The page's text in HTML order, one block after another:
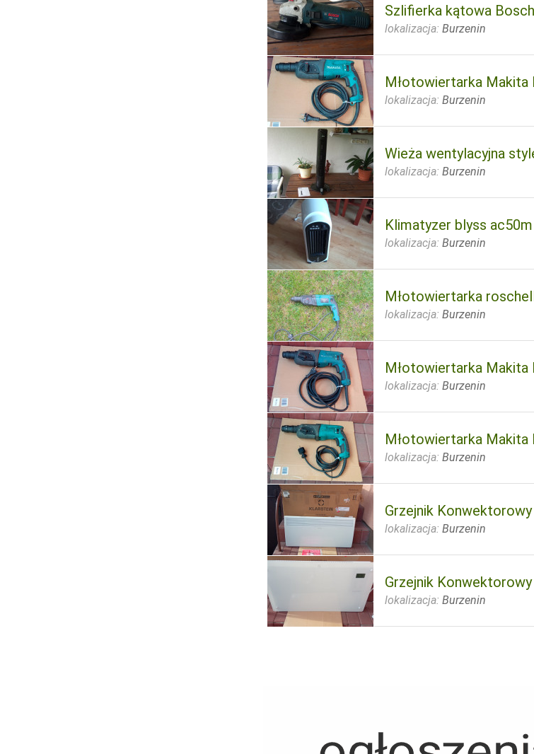
Szlifierka kątowa
lokalizacja: Burzenin
Młotowiertarka Makita
lokalizacja: Burzenin
Wieża wentylacyjna
lokalizacja: Burzenin
Klimatyzer blyss
lokalizacja: Burzenin
Młotowiertarka
lokalizacja: Burzenin
Młotowiertarka Makita
lokalizacja: Burzenin
Młotowiertarka Makita
lokalizacja: Burzenin
Grzejnik
lokalizacja: Burzenin
Grzejnik
lokalizacja: Burzenin